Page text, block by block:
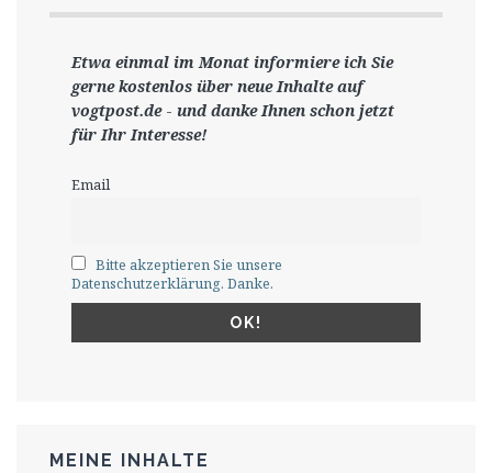
Etwa einmal im Monat informiere ich Sie
gernekostenlos über neue Inhalte auf
vogtpost.de- und danke Ihnen schon jetzt
für Ihr Interesse!
Email
Bitte akzeptieren Sie unsere
Datenschutzerklärung. Danke.
MEINE INHALTE